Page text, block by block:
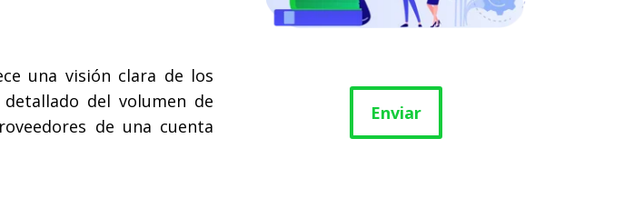
una visión clara de los
del volumen de
de una cuenta
Enviar